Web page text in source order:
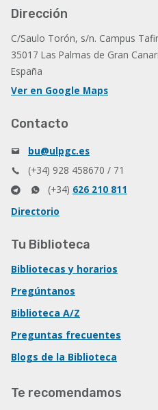
Dirección
C/Saulo Torón, s/n. Campus
35017 Las Palmas de Gran
España
Ver en Google Maps
Contacto
bu@ulpgc.es
(+34) 928 458670 / 71
(+34) 626 210 811
Directorio
Tu Biblioteca
Bibliotecas y horarios
Pregúntanos
Biblioteca A/Z
Preguntas frecuentes
Blogs de la Biblioteca
Te recomendamos